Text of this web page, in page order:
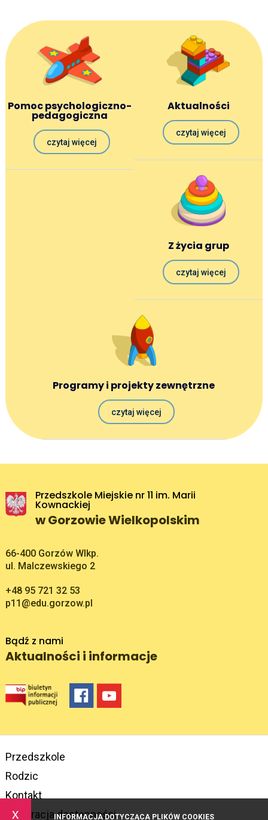
x INFORMACJA DOTYCZĄCA PLIKÓW COOKIES
Pomoc psychologiczno-
pedagogiczna
czytaj więcej
Aktualności
czytaj więcej
Z życia grup
czytaj więcej
Programy i projekty zewnętrzne
czytaj więcej
Przedszkole Miejskie nr 11 im. Marii
Kownackiej
w Gorzowie Wielkopolskim
Adres pocztowy:
66-400 Gorzów Wlkp.
ul. Malczewskiego 2
+48 95 721 32 53
p11@edu.gorzow.pl
Bądź z nami
Aktualności i informacje
Przedszkole
Rodzic
Kontakt
Deklaracja dostępności